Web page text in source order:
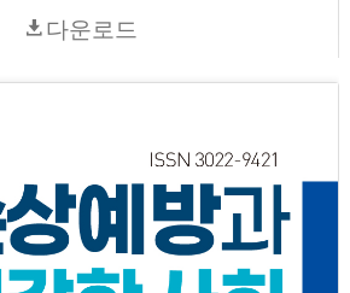
다운로드